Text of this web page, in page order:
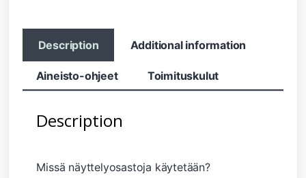
Description Additional information
Aineisto-ohjeet Toimituskulut
Description
Missä näyttelyosastoja käytetään?